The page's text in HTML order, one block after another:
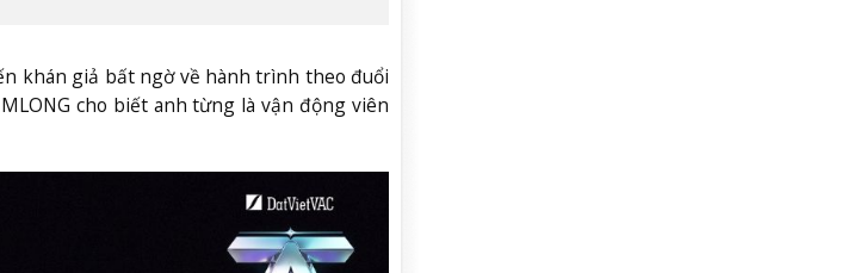
khán giả bất ngờ về hành trình theo đuổi
cho biết anh từng là vận động viên